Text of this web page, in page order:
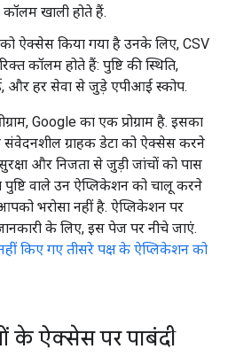
कॉलम खाली होते हैं.
ऐक्सेस किया गया है उनके लिए, CSV
कॉलम होते हैं: पुष्टि की स्थिति,
और हर सेवा से जुड़े एपीआई स्कोप.
Google का एक प्रोग्राम है. इसका
ग्राहक डेटा को ऐक्सेस करने
और निजता से जुड़ी जांचों को पास
वाले उन ऐप्लिकेशन को चालू करने
भरोसा नहीं है. ऐप्लिकेशन पर
के लिए, इस पेज पर नीचे जाएं.
नहीं किए गए तीसरे पक्ष के ऐप्लिकेशन को
के ऐक्सेस पर पाबंदी